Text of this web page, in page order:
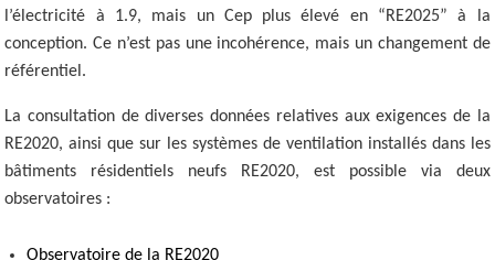
l’électricité à 1.9, mais un Cep plus élevé en “RE2025” à la
conception. Ce n’est pas une incohérence, mais un changement de
référentiel.
La consultation de diverses données relatives aux exigences de la
RE2020, ainsi que sur les systèmes de ventilation installés dans les
bâtiments résidentiels neufs RE2020, est possible via deux
observatoires :
Observatoire de la RE2020